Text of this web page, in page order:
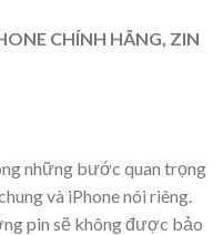
CHÍNH HÃNG, ZIN
những bước quan trọng
và iPhone nói riêng.
pin sẽ không được bảo